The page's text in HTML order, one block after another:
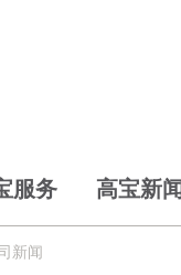
服务 高宝新闻
新闻